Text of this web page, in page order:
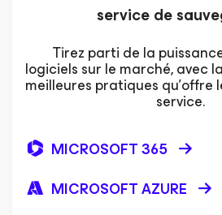
service de
Tirez parti de la
logiciels sur le marché, avec
meilleures pratiques qu’offre
service.
MICROSOFT 365
MICROSOFT AZURE